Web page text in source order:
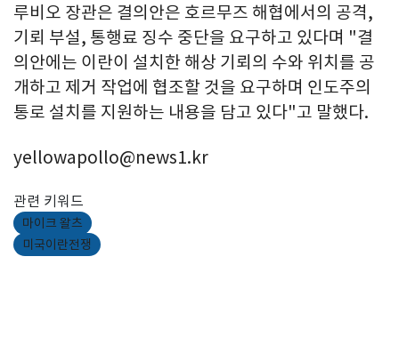
루비오 장관은 결의안은 호르무즈 해협에서의 공격,
기뢰 부설, 통행료 징수 중단을 요구하고 있다며 "결
의안에는 이란이 설치한 해상 기뢰의 수와 위치를 공
개하고 제거 작업에 협조할 것을 요구하며 인도주의
통로 설치를 지원하는 내용을 담고 있다"고 말했다.
yellowapollo@news1.kr
관련 키워드
마이크 왈츠
미국이란전쟁